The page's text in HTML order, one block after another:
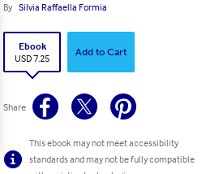
By Silvia Raffaella Formia
Ebook
USD 7.25
Add to Cart
Share
This ebook may not meet accessibility
standards and may not be fully compatible